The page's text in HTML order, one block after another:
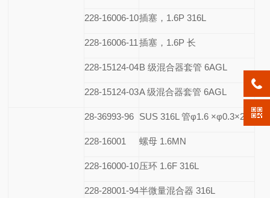
228-16006-10插塞，1.6P 316L
228-16006-11 插塞，1.6P 长
228-15124-04B级混合器套管 6AGL
228-15124-03A级混合器套管 6AGL
28-36993-96 SUS 316L管φ1.6 ×φ0.3×2m
228-16001 螺母 1.6MN
228-16000-10压环 1.6F 316L
228-28001-94半微量混合器 316L